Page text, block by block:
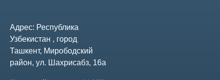
Адрес: Республика
Узбекистан , город
Ташкент, Мирободский
район, ул. Шахрисабз, 16а